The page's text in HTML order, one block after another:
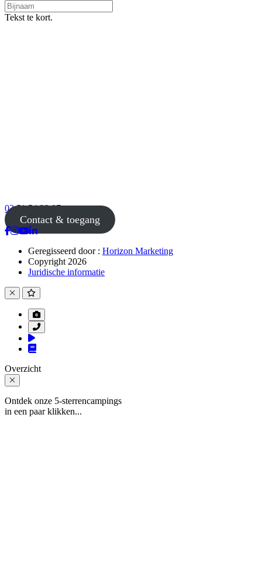
Tekst te kort.
02 51 54 33 87
Contact & toegang
Geregisseerd door : Horizon Marketing
Copyright 2026
Juridische informatie
Overzicht
Ontdek onze 5-sterrencampings
in een paar klikken...